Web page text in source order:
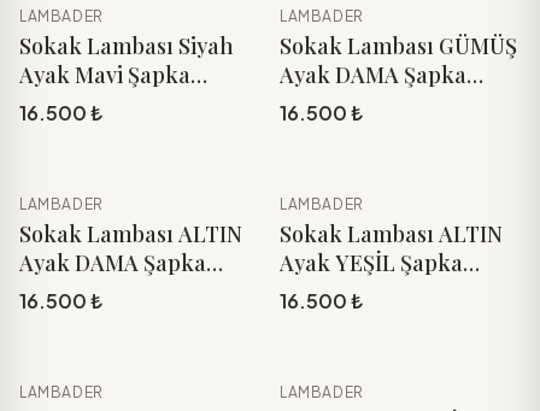
YENI Sepete Ekle
LAMBADER
Sokak Lambası Siyah
Ayak Mavi Şapka
170cm.
16.500 ₺
YENI Sepete Ekle
LAMBADER
Sokak Lambası GÜMÜŞ
Ayak DAMA Şapka
170cm.
16.500 ₺
YENI Sepete Ekle
LAMBADER
Sokak Lambası ALTIN
Ayak DAMA Şapka
170cm.
16.500 ₺
YENI Sepete Ekle
LAMBADER
Sokak Lambası ALTIN
Ayak YEŞİL Şapka
170cm.
16.500 ₺
YENI Sepete Ekle
LAMBADER YENI Sepete Ekle
LAMBADER